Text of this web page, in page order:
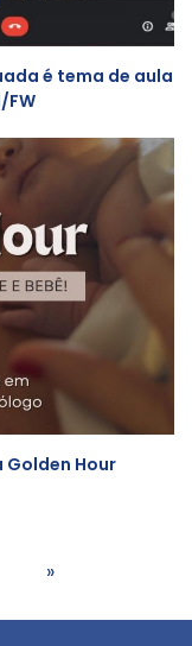
é tema de aula
FW
Hour
»